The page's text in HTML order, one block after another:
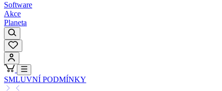
Software
Akce
Planeta
SMLUVNÍ PODMÍNKY